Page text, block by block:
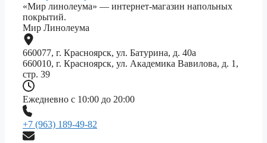
«Мир линолеума» — интернет-магазин напольных
покрытий.
Мир Линолеума
660077, г. Красноярск, ул. Батурина, д. 40а
660010, г. Красноярск, ул. Академика Вавилова, д. 1,
стр. 39
Ежедневно с 10:00 до 20:00
+7 (963) 189-49-82